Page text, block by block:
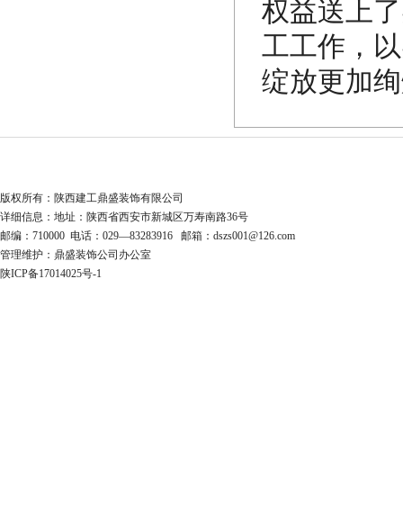
权益送上
工工作，
绽放更加
版权所有：陕西建工鼎盛装饰有限公司
详细信息：地址：陕西省西安市新城区万寿南路36号
邮编：710000 电话：029—83283916 邮箱：dszs001@126.com
管理维护：鼎盛装饰公司办公室
陕ICP备17014025号-1